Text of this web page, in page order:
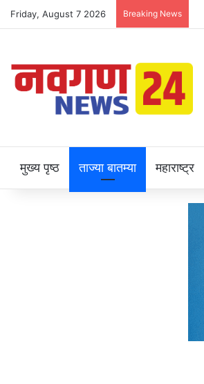
Friday, August 7 2026 Breaking News
मुख्य पृष्ठ ताज्या बातम्या महाराष्ट्र